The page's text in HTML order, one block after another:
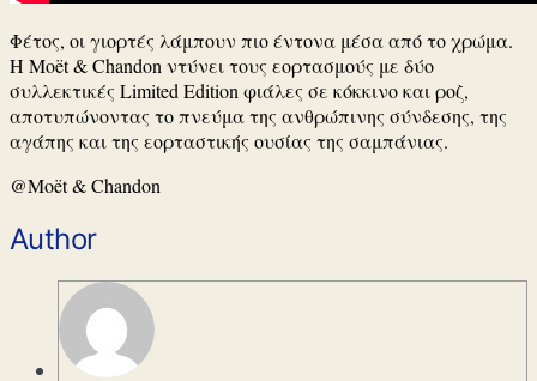
Φέτος, οι γιορτές λάμπουν πιο έντονα μέσα από το χρώμα.
Η Moët & Chandon ντύνει τους εορτασμούς με δύο
συλλεκτικές Limited Edition φιάλες σε κόκκινο και ροζ,
αποτυπώνοντας το πνεύμα της ανθρώπινης σύνδεσης, της
αγάπης και της εορταστικής ουσίας της σαμπάνιας.
@Moët & Chandon
Author